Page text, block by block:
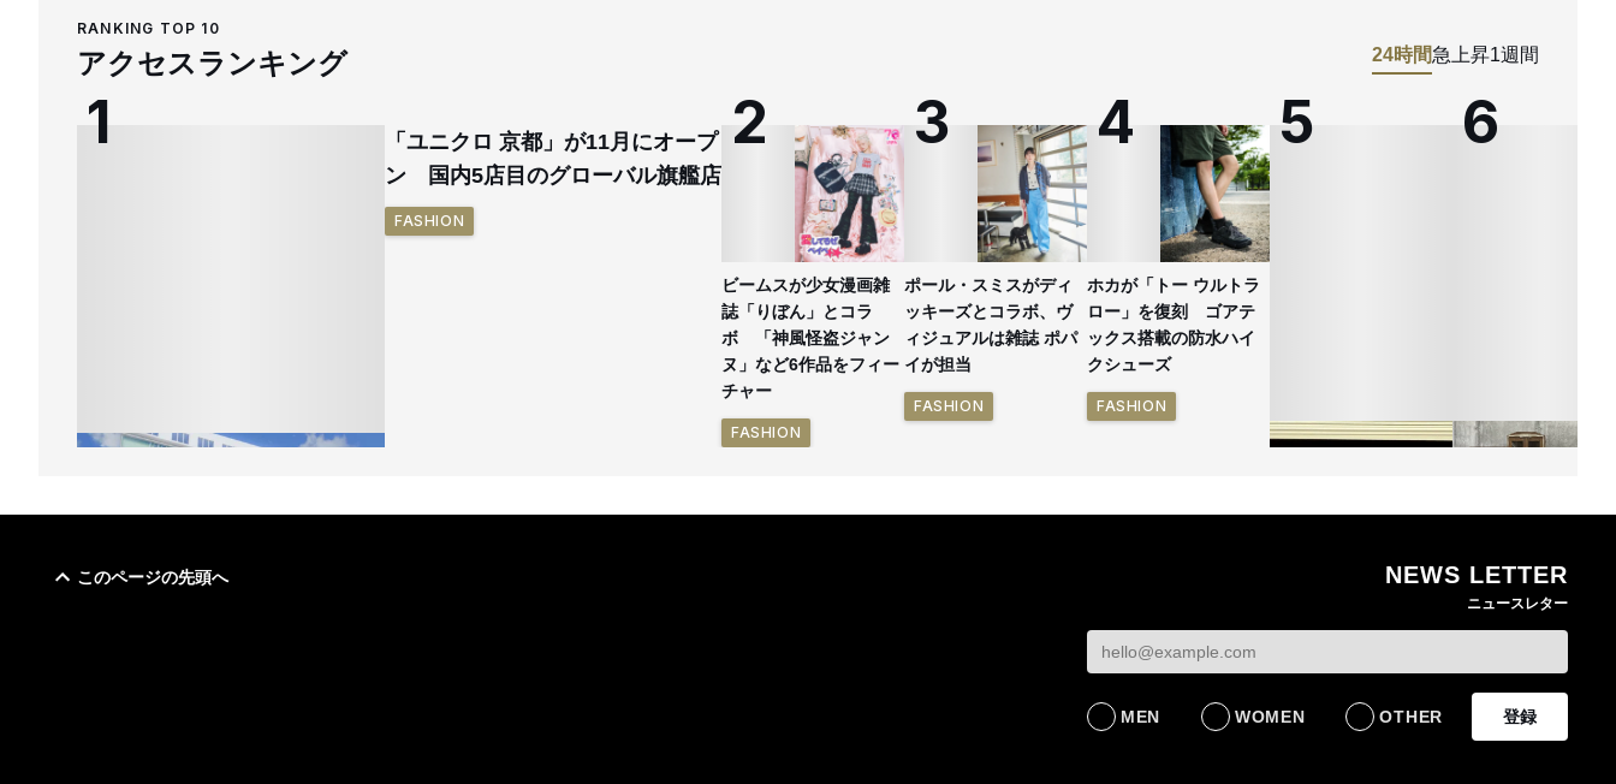
RANKING TOP 10
アクセスランキング 24時間急上昇1週間
「ユニクロ 京都」が11月にオープ
ン 国内5店目のグローバル旗艦店
FASHION
ビームスが少女漫画雑
誌「りぼん」とコラ
ボ 「神風怪盗ジャン
ヌ」など6作品をフィー
チャー
FASHION
ポール・スミスがディ
ッキーズとコラボ、ヴ
ィジュアルは雑誌 ポパ
イが担当
FASHION
ホカが「トー ウルトラ
ロー」を復刻 ゴアテ
ックス搭載の防水ハイ
クシューズ
FASHION
ゴールドウイン、26年
82%減 ザ・ノース・
BUSINESS
無印良品の古家具シ
ーズ新作 インドの
具を再生した一点物
LIFESTYLE
このページの先頭へ NEWS LETTER
ニュースレター
MEN WOMEN OTHER 登録